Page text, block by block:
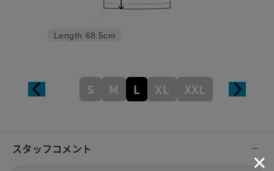
Length 68.5cm
S M L XL XXL
スタッフコメント